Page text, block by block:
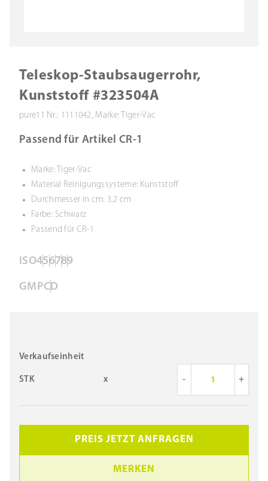
Teleskop-Staubsaugerrohr,
Kunststoff #323504A
pure11 Nr.: 1111042, Marke: Tiger-Vac
Passend für Artikel CR-1
Marke: Tiger-Vac
Material Reinigungssysteme: Kunststoff
Durchmesser in cm: 3,2 cm
Farbe: Schwarz
Passend für CR-1
ISO456789
GMPCD
Verkaufseinheit
STK x - +
PREIS JETZT ANFRAGEN
MERKEN